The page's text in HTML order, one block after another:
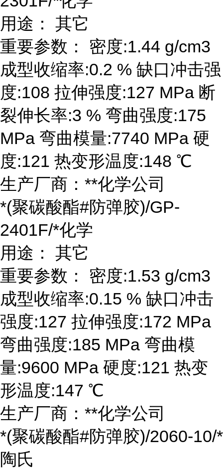
用途： 其它
重要参数： 密度:1.44 g/cm3
成型收缩率:0.2 % 缺口冲击强
度:108 拉伸强度:127 MPa 断
裂伸长率:3 % 弯曲强度:175
MPa 弯曲模量:7740 MPa 硬
度:121 热变形温度:148 ℃
生产厂商：**化学公司
*(聚碳酸酯#防弹胶)/GP-
2401F/*化学
用途： 其它
重要参数： 密度:1.53 g/cm3
成型收缩率:0.15 % 缺口冲击
强度:127 拉伸强度:172 MPa
弯曲强度:185 MPa 弯曲模
量:9600 MPa 硬度:121 热变
形温度:147 ℃
生产厂商：**化学公司
*(聚碳酸酯#防弹胶)/2060-10/*
陶氏